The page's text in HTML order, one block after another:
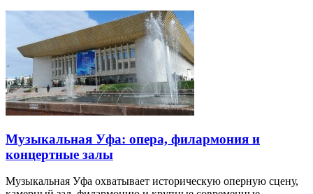
Музыкальная Уфа: опера, филармония и
концертные залы
Музыкальная Уфа охватывает историческую оперную сцену,